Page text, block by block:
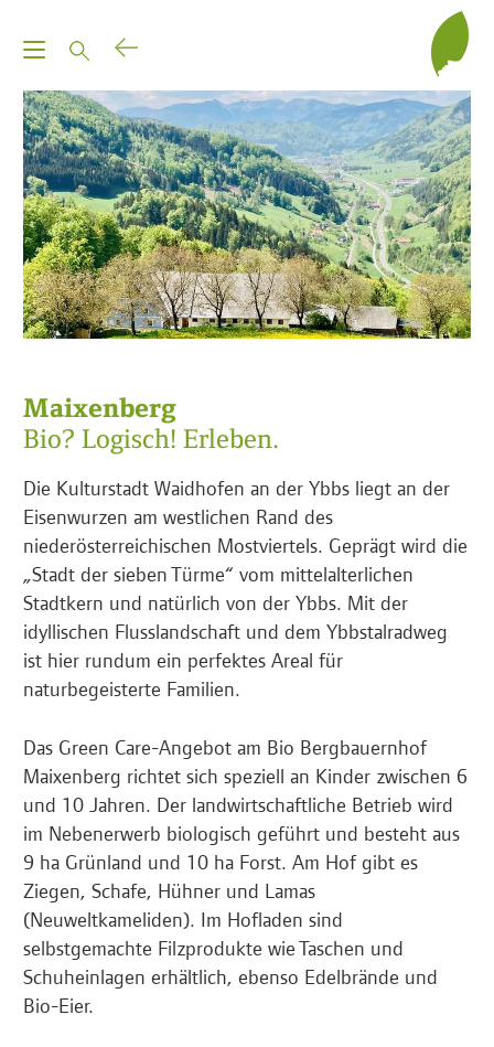
T
g
g
l
e
n
a
v
i
g
i
o
n
Maixenberg
Bio? Logisch! Erleben.
Die Kulturstadt Waidhofen an der Ybbs liegt an der
Eisenwurzen am westlichen Rand des
niederösterreichischen Mostviertels. Geprägt wird die
„Stadt der sieben Türme“ vom mittelalterlichen
Stadtkern und natürlich von der Ybbs. Mit der
idyllischen Flusslandschaft und dem Ybbstalradweg
ist hier rundum ein perfektes Areal für
naturbegeisterte Familien.
Das Green Care-Angebot am Bio Bergbauernhof
Maixenberg richtet sich speziell an Kinder zwischen 6
und 10 Jahren. Der landwirtschaftliche Betrieb wird
im Nebenerwerb biologisch geführt und besteht aus
9 ha Grünland und 10 ha Forst. Am Hof gibt es
Ziegen, Schafe, Hühner und Lamas
(Neuweltkameliden). Im Hofladen sind
selbstgemachte Filzprodukte wie Taschen und
Schuheinlagen erhältlich, ebenso Edelbrände und
Bio-Eier.